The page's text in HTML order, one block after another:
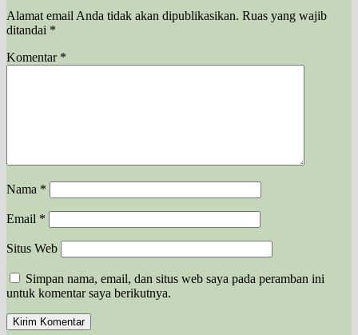
Alamat email Anda tidak akan dipublikasikan. Ruas yang wajib
ditandai *
Komentar *
Nama *
Email *
Situs Web
Simpan nama, email, dan situs web saya pada peramban ini
untuk komentar saya berikutnya.